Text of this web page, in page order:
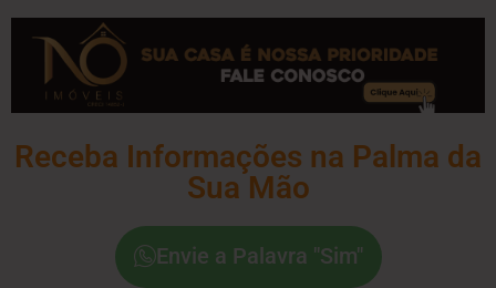
Receba Informações na Palma da
Sua Mão
Envie a Palavra "Sim"